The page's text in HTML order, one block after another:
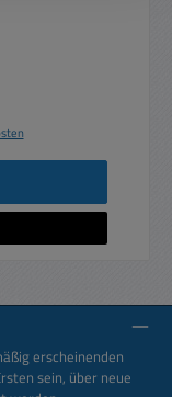
erscheinenden
sein, über neue